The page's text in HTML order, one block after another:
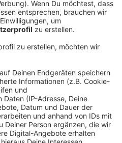
für Arbeit
Kurzarbeitergeld kann
des Hochwassers
ist das aber auch für
produzieren können,
aus den
mehr liefern. Für Firmen mit